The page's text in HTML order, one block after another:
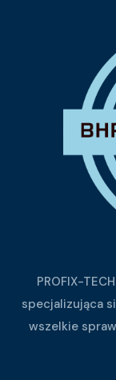
PROFIX-
specjalizująca
wszelkie